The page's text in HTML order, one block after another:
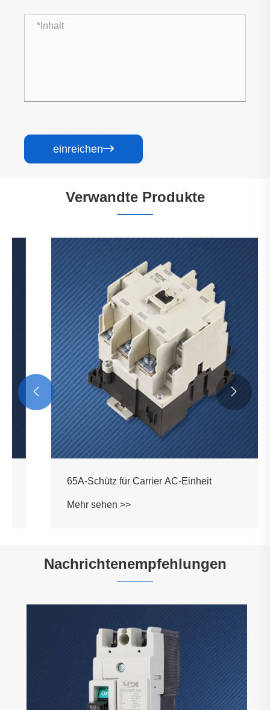
einreichen
Verwandte Produkte
65A-Schütz für Carrier AC-Einheit
Mehr sehen >>
 
Nachrichtenempfehlungen